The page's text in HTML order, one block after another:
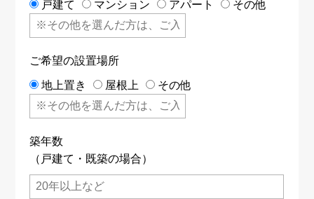
戸建て マンション アパート その他
ご希望の設置場所
地上置き 屋根上 その他
築年数
（戸建て・既築の場合）